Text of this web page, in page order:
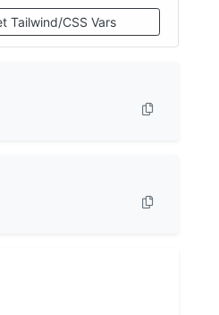
Tailwind/CSS Vars